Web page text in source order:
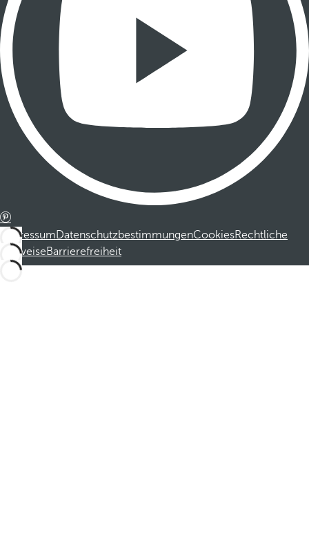
ImpressumDatenschutzbestimmungenCookiesRechtliche
HinweiseBarrierefreiheit